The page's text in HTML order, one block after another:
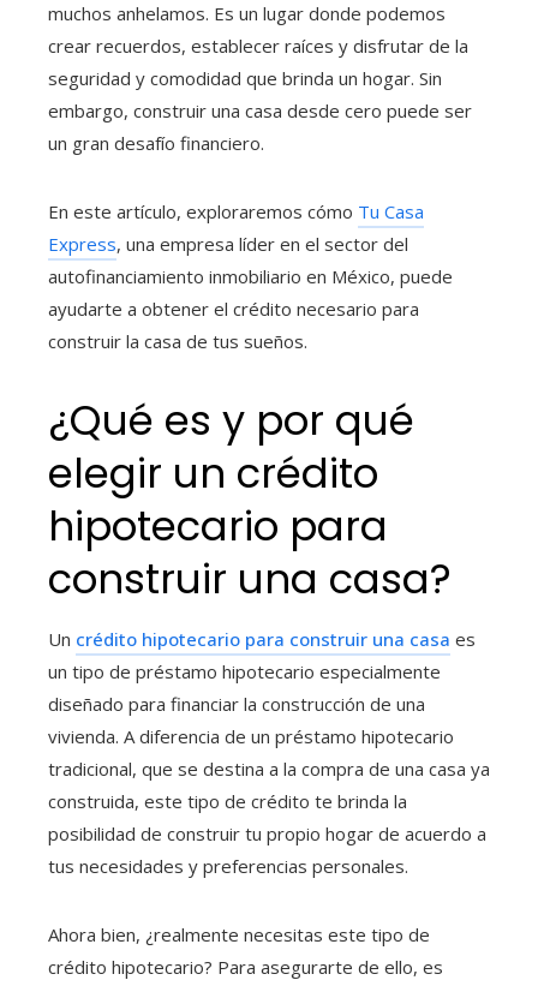
muchos anhelamos. Es un lugar donde podemos
crear recuerdos, establecer raíces y disfrutar de la
seguridad y comodidad que brinda un hogar. Sin
embargo, construir una casa desde cero puede ser
un gran desafío financiero.
En este artículo, exploraremos cómo Tu Casa
Express, una empresa líder en el sector del
autofinanciamiento inmobiliario en México, puede
ayudarte a obtener el crédito necesario para
construir la casa de tus sueños.
¿Qué es y por qué
elegir un crédito
hipotecario para
construir una casa?
Un crédito hipotecario para construir una casa es
un tipo de préstamo hipotecario especialmente
diseñado para financiar la construcción de una
vivienda. A diferencia de un préstamo hipotecario
tradicional, que se destina a la compra de una casa ya
construida, este tipo de crédito te brinda la
posibilidad de construir tu propio hogar de acuerdo a
tus necesidades y preferencias personales.
Ahora bien, ¿realmente necesitas este tipo de
crédito hipotecario? Para asegurarte de ello, es